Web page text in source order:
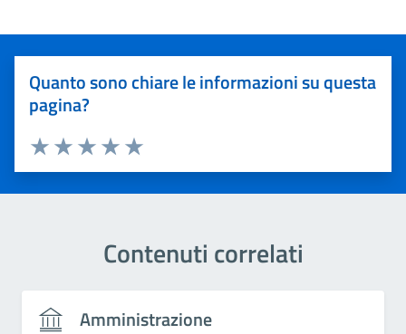
Quanto sono chiare le informazioni su questa
pagina?
Valuta 5 stelle su 5
Valuta 4 stelle su 5
Valuta 3 stelle su 5
Valuta 2 stelle su 5
Valuta 1 stelle su 5
Contenuti correlati
Amministrazione